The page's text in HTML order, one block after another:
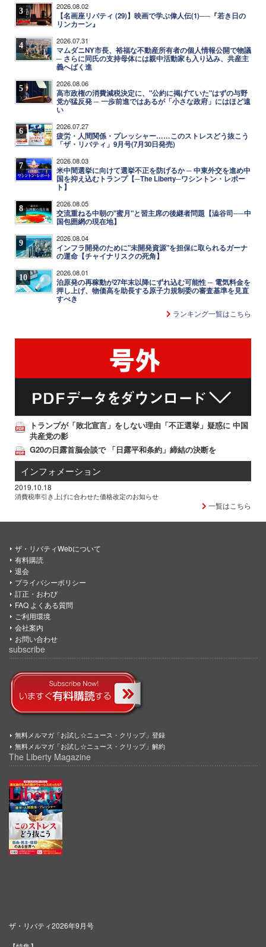
3 2026.08.02
【名画座リバティ (29)】映画で学ぶ偉人伝(1)──『若き日の
リンカーン』
4 2026.07.31
マムダニNY市長、裕福な不動産所有者の個人情報公開で物議
─ さらに同氏の支持母体には親中活動家も入り込み、共産主
義へばく進
5 2026.08.06
高市政権の消費減税決定に、"公約に掲げていた"はずの与野
党が猛反発 ─ 一歩前進ではあるが「小さな政府」にはほど遠
い
6 2026.07.27
疲労・人間関係・プレッシャー……このストレスどう抜こう
「ザ・リバティ」9月号(7月30日発売)
7 2026.08.03
米中間選挙に向けて選挙不正を防げるか ─ 中東外交を進め中
国を抑え込むトランプ【─The Liberty─ワシントン・レポー
ト】
8 2026.08.05
交流重ねる中朝の"蜜月"と習主席の後継者問題【澁谷司──中
国包囲網の現在地】
9 2026.08.04
インフラ開発のために"未開発資源"を担保に取られるガーナ
の運命【チャイナリスクの死角】
10 2026.08.01
泊原発の再稼動が27年末以降にずれ込む可能性 ─ 電気料金を
押し上げ、物価高を助長する原子力規制委の審査基準を見直
すべき
ランキング一覧はこちら
トランプが「敗北宣言」をしない理由「不正選挙」疑惑に 中国
共産党の影
G20の日露首脳会談で 「日露平和条約」締結の決断を
インフォメーション
2019.10.18
消費税率引き上げに合わせた価格改定のお知らせ
一覧はこちら
ザ・リバティWebについて
有料購読
退会
プライバシーポリシー
訂正・おわび
FAQ よくある質問
ご利用環境
会社案内
お問い合わせ
subscribe
無料メルマガ「お試し☆ニュース・クリップ」登録
無料メルマガ「お試し☆ニュース・クリップ」解約
The Liberty Magazine
ザ・リバティ2026年9月号